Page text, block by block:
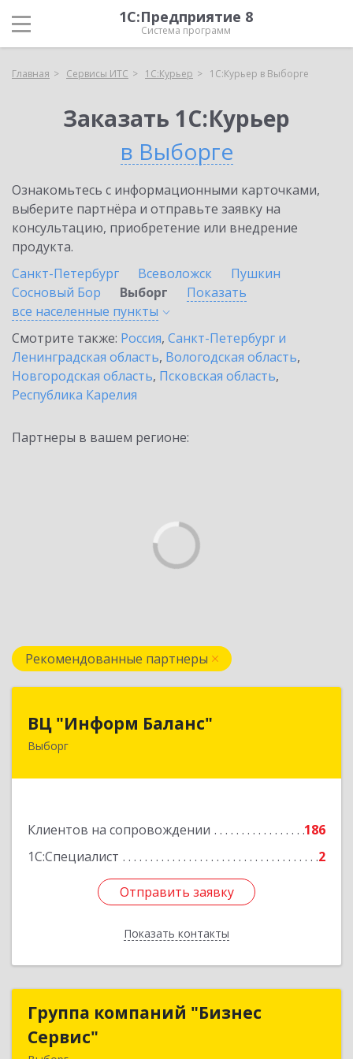
1С:Предприятие 8
Система программ
Главная Сервисы ИТС 1С:Курьер 1С:Курьер в Выборге
Заказать 1С:Курьер
в Выборге
Ознакомьтесь с информационными карточками,
выберите партнёра и отправьте заявку на
консультацию, приобретение или внедрение
продукта.
Санкт-Петербург
Всеволожск
Пушкин
Сосновый Бор
Выборг
Показать
все населенные пункты
Смотрите также: Россия, Санкт-Петербург и
Ленинградская область, Вологодская область,
Новгородская область, Псковская область,
Республика Карелия
Партнеры в вашем регионе:
Рекомендованные партнеры
ВЦ "Информ Баланс"
Выборг
Клиентов на сопровождении
186
1С:Специалист
2
Отправить заявку
Показать контакты
188800, Ленинградская обл, Выборгский р-н,
Отправить заявку
Назад
Группа компаний "Бизнес
Сервис"
Группа компаний "Бизнес